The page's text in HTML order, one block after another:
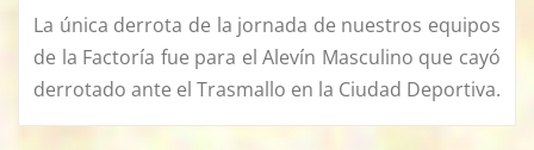
La única derrota de la jornada de nuestros equipos
de la Factoría fue para el Alevín Masculino que cayó
derrotado ante el Trasmallo en la Ciudad Deportiva.